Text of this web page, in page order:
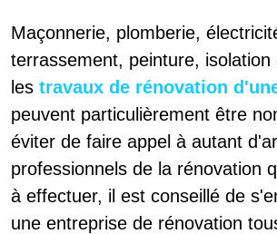
Maçonnerie, plomberie,
terrassement, peinture,
les travaux de rénovation
peuvent particulièrement être
éviter de faire appel à autant
professionnels de la rénovation
à effectuer, il est conseillé de
une entreprise de rénovation